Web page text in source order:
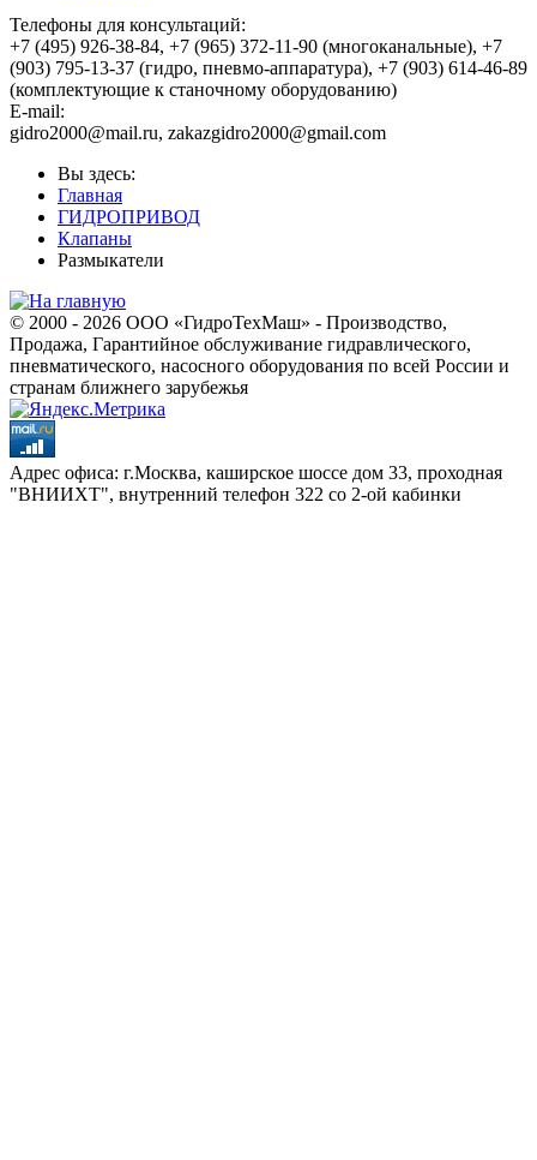
Телефоны для консультаций:
+7 (495) 926-38-84, +7 (965) 372-11-90 (многоканальные), +7
(903) 795-13-37 (гидро, пневмо-аппаратура), +7 (903) 614-46-89
(комплектующие к станочному оборудованию)
E-mail:
,
Вы здесь:
Главная
ГИДРОПРИВОД
Клапаны
Размыкатели
© 2000 - 2026 ООО «ГидроТехМаш» - Производство,
Продажа, Гарантийное обслуживание гидравлического,
пневматического, насосного оборудования по всей России и
странам ближнего зарубежья
Адрес офиса: г.Москва, каширское шоссе дом 33, проходная
"ВНИИХТ", внутренний телефон 322 со 2-ой кабинки